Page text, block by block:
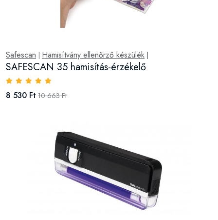
Safescan Hamisítvány ellenőrző készülék
SAFESCAN 35 hamisítás-érzékelő
8 530 Ft 10 663 Ft